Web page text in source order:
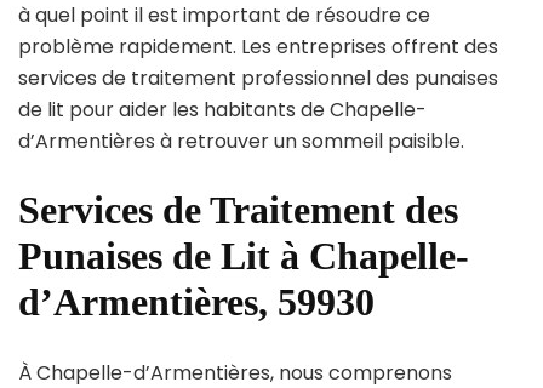
à quel point il est important de résoudre ce
problème rapidement. Les entreprises offrent des
services de traitement professionnel des punaises
de lit pour aider les habitants de Chapelle-
d’Armentières à retrouver un sommeil paisible.
Services de Traitement des
Punaises de Lit à Chapelle-
d’Armentières, 59930
À Chapelle-d’Armentières, nous comprenons